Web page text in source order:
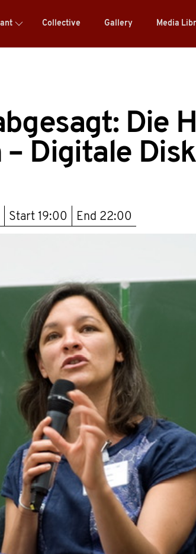
Collective Gallery Media
Die
Digitale
Start 19:00 End 22:00